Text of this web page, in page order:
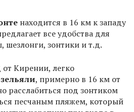
находится в 16 км к западу
все удобства для
шезлонги, зонтики и т.д.
от Кирении, легко
, примерно в 16 км от
расслабиться под зонтиком
песчаным пляжем, который